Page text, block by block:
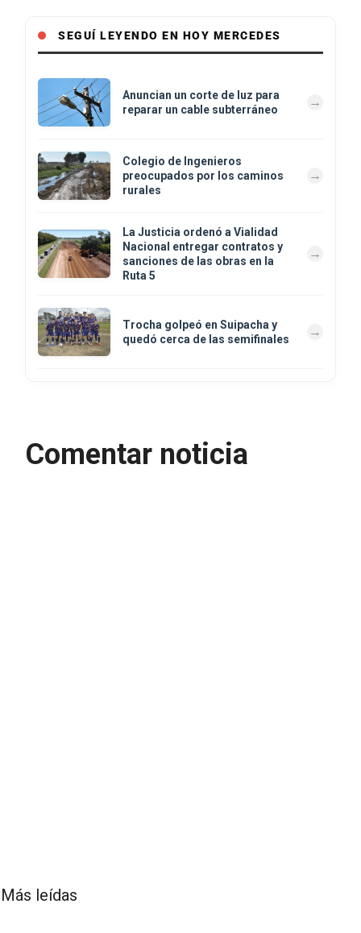
SEGUÍ LEYENDO EN HOY MERCEDES
Anuncian un corte de luz para
reparar un cable subterráneo
Colegio de Ingenieros
preocupados por los caminos
rurales
La Justicia ordenó a Vialidad
Nacional entregar contratos y
sanciones de las obras en la
Ruta 5
Trocha golpeó en Suipacha y
quedó cerca de las semifinales
Comentar noticia
Más leídas